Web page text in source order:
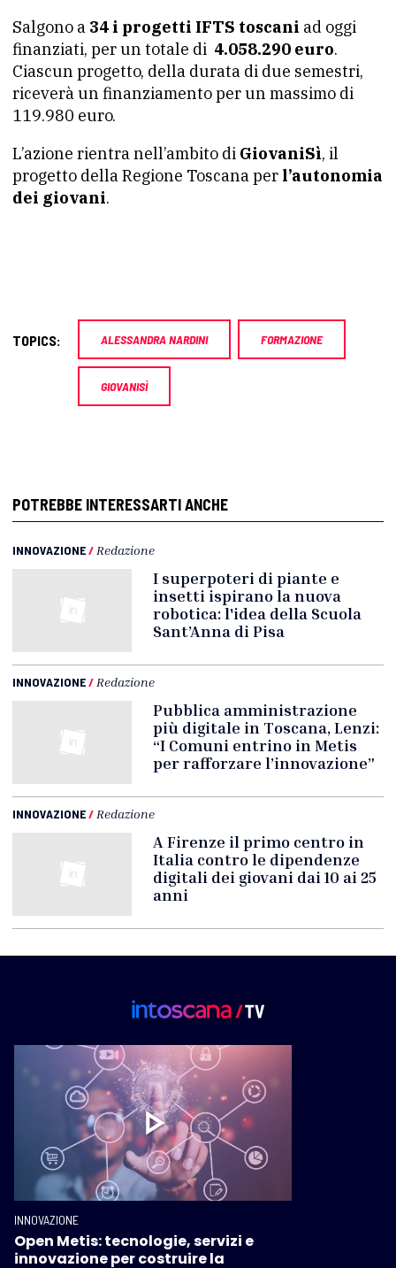
Salgono a 34 i progetti IFTS toscani ad oggi
finanziati, per un totale di 4.058.290 euro.
Ciascun progetto, della durata di due semestri,
riceverà un finanziamento per un massimo di
119.980 euro.
L’azione rientra nell’ambito di GiovaniSì, il
progetto della Regione Toscana per l’autonomia
dei giovani.
TOPICS: ALESSANDRA NARDINI FORMAZIONE
GIOVANISÌ
POTREBBE INTERESSARTI ANCHE
INNOVAZIONE/ Redazione
I superpoteri di piante e
insetti ispirano la nuova
robotica: l'idea della Scuola
Sant’Anna di Pisa
INNOVAZIONE/ Redazione
Pubblica amministrazione
più digitale in Toscana, Lenzi:
“I Comuni entrino in Metis
per rafforzare l’innovazione”
INNOVAZIONE/ Redazione
A Firenze il primo centro in
Italia contro le dipendenze
digitali dei giovani dai 10 ai 25
anni
INNOVAZIONE
Open Metis: tecnologie, servizi e
innovazione per costruire la